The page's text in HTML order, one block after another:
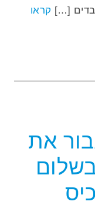
[…] קראו
את